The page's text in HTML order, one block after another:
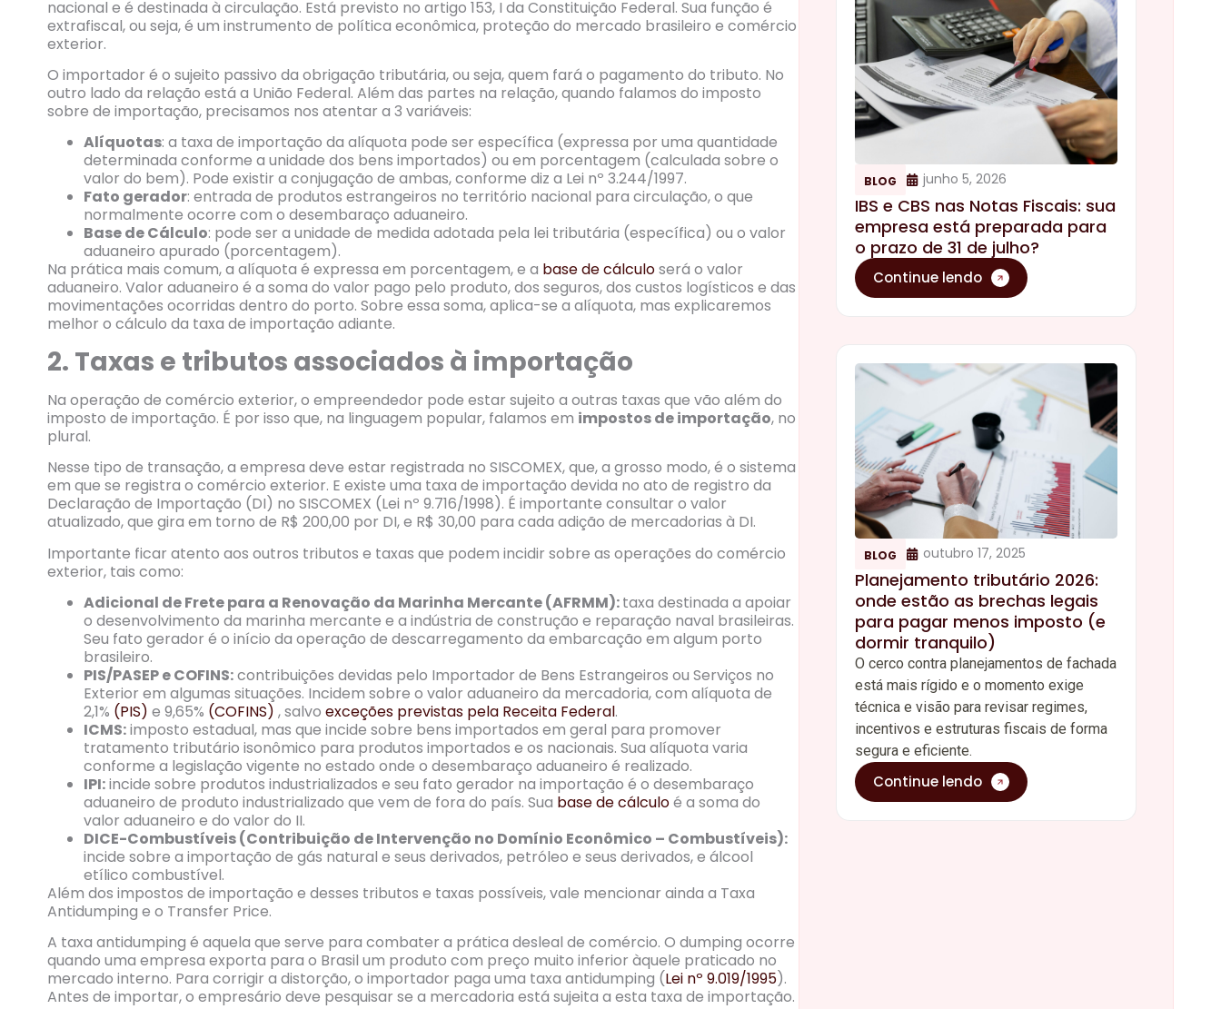
BLOG junho 5, 2026
IBS e CBS nas Notas Fiscais: sua
empresa está preparada para
o prazo de 31 de julho?
Continue lendo
BLOG outubro 17, 2025
Planejamento tributário 2026:
onde estão as brechas legais
para pagar menos imposto (e
dormir tranquilo)
O cerco contra planejamentos de fachada
está mais rígido e o momento exige
técnica e visão para revisar regimes,
incentivos e estruturas fiscais de forma
segura e eficiente.
Continue lendo
nacional e é destinada à circulação. Está previsto no artigo 153, I da Constituição Federal. Sua função é
extrafiscal, ou seja, é um instrumento de política econômica, proteção do mercado brasileiro e comércio
exterior.
O importador é o sujeito passivo da obrigação tributária, ou seja, quem fará o pagamento do tributo. No
outro lado da relação está a União Federal. Além das partes na relação, quando falamos do imposto
sobre de importação, precisamos nos atentar a 3 variáveis:
Alíquotas: a taxa de importação da alíquota pode ser específica (expressa por uma quantidade
determinada conforme a unidade dos bens importados) ou em porcentagem (calculada sobre o
valor do bem). Pode existir a conjugação de ambas, conforme diz a Lei nº 3.244/1997.
Fato gerador: entrada de produtos estrangeiros no território nacional para circulação, o que
normalmente ocorre com o desembaraço aduaneiro.
Base de Cálculo: pode ser a unidade de medida adotada pela lei tributária (específica) ou o valor
aduaneiro apurado (porcentagem).
Na prática mais comum, a alíquota é expressa em porcentagem, e a base de cálculoserá o valor
aduaneiro. Valor aduaneiro é a soma do valor pago pelo produto, dos seguros, dos custos logísticos e das
movimentações ocorridas dentro do porto. Sobre essa soma, aplica-se a alíquota, mas explicaremos
melhor o cálculo da taxa de importação adiante.
2. Taxas e tributos associados à importação
Na operação de comércio exterior, o empreendedor pode estar sujeito a outras taxas que vão além do
imposto de importação. É por isso que, na linguagem popular, falamos em impostos de importação, no
plural.
Nesse tipo de transação, a empresa deve estar registrada no SISCOMEX, que, a grosso modo, é o sistema
em que se registra o comércio exterior. E existe uma taxa de importação devida no ato de registro da
Declaração de Importação (DI) no SISCOMEX (Lei nº 9.716/1998). É importante consultar o valor
atualizado, que gira em torno de R$ 200,00 por DI, e R$ 30,00 para cada adição de mercadorias à DI.
Importante ficar atento aos outros tributos e taxas que podem incidir sobre as operações do comércio
exterior, tais como:
Adicional de Frete para a Renovação da Marinha Mercante (AFRMM):taxa destinada a apoiar
o desenvolvimento da marinha mercante e a indústria de construção e reparação naval brasileiras.
Seu fato gerador é o início da operação de descarregamento da embarcação em algum porto
brasileiro.
PIS/PASEP e COFINS:contribuições devidas pelo Importador de Bens Estrangeiros ou Serviços no
Exterior em algumas situações. Incidem sobre o valor aduaneiro da mercadoria, com alíquota de
2,1% (PIS) e 9,65% (COFINS) , salvo exceções previstas pela Receita Federal.
ICMS:imposto estadual, mas que incide sobre bens importados em geral para promover
tratamento tributário isonômico para produtos importados e os nacionais. Sua alíquota varia
conforme a legislação vigente no estado onde o desembaraço aduaneiro é realizado.
IPI:incide sobre produtos industrializados e seu fato gerador na importação é o desembaraço
aduaneiro de produto industrializado que vem de fora do país. Sua base de cálculoé a soma do
valor aduaneiro e do valor do II.
DICE-Combustíveis (Contribuição de Intervenção no Domínio Econômico – Combustíveis):
incide sobre a importação de gás natural e seus derivados, petróleo e seus derivados, e álcool
etílico combustível.
Além dos impostos de importação e desses tributos e taxas possíveis, vale mencionar ainda a Taxa
Antidumping e o Transfer Price.
A taxa antidumping é aquela que serve para combater a prática desleal de comércio. O dumping ocorre
quando uma empresa exporta para o Brasil um produto com preço muito inferior àquele praticado no
mercado interno. Para corrigir a distorção, o importador paga uma taxa antidumping (Lei nº 9.019/1995).
Antes de importar, o empresário deve pesquisar se a mercadoria está sujeita a esta taxa de importação.